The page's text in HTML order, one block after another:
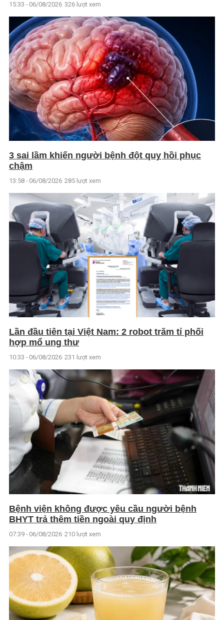
15:33 - 06/08/2026 326 lượt xem
3 sai lầm khiến người bệnh đột quỵ hồi phục
chậm
13:58 - 06/08/2026 285 lượt xem
Lần đầu tiên tại Việt Nam: 2 robot trăm tỉ phối
hợp mổ ung thư
10:33 - 06/08/2026 231 lượt xem
Bệnh viện không được yêu cầu người bệnh
BHYT trả thêm tiền ngoài quy định
07:39 - 06/08/2026 210 lượt xem